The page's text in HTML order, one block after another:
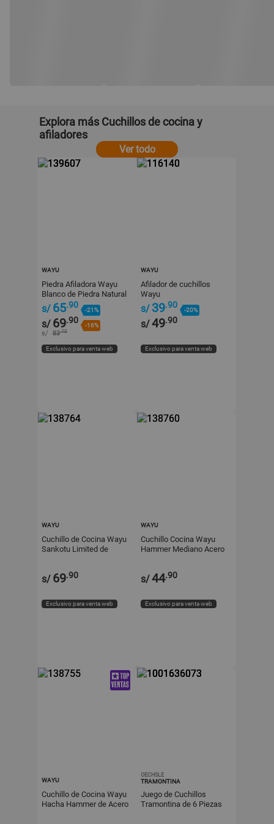
Explora más Cuchillos de cocina y
afiladores
Ver todo
WAYU
Piedra Afiladora Wayu
Blanco de Piedra Natural
s/ 65.90
-21%
s/ 69.90
-16%
s/ 83.70
Exclusivo para venta web
WAYU
Afilador de cuchillos
Wayu
s/ 39.90
-20%
s/49.90
Exclusivo para venta web
WAYU
Cuchillo de Cocina Wayu
Sankotu Limited de
s/ 69.90
Exclusivo para venta web
WAYU
Cuchillo Cocina Wayu
Hammer Mediano Acero
s/44.90
Exclusivo para venta web
WAYU
Cuchillo de Cocina Wayu
Hacha Hammer de Acero
OECHSLE
TRAMONTINA
Juego de Cuchillos
Tramontina de 6 Piezas